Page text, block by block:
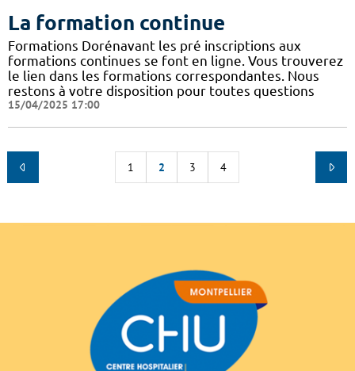
La formation continue
Formations Dorénavant les pré inscriptions aux
formations continues se font en ligne. Vous trouverez
le lien dans les formations correspondantes. Nous
restons à votre disposition pour toutes questions
15/04/2025 17:00
1 2 3 4